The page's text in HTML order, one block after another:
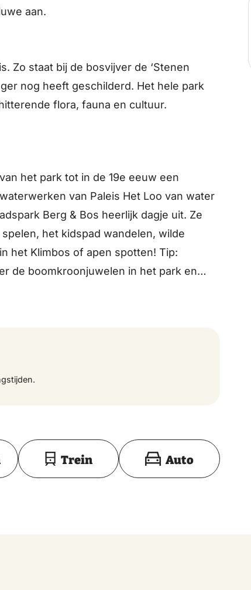
aan.
Zo staat bij de bosvijver de ‘Stenen
nog heeft geschilderd. Het hele park
flora, fauna en cultuur.
het park tot in de 19e eeuw een
van Paleis Het Loo van water
Berg & Bos heerlijk dagje uit. Ze
het kidspad wandelen, wilde
het Klimbos of apen spotten! Tip:
de boomkroonjuwelen in het park en
die start vanaf het Theehuis!
op kaart
Trein Auto